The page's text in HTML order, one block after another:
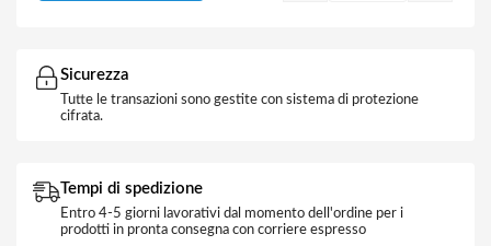
Sicurezza
Tutte le transazioni sono gestite con sistema di protezione
cifrata.
Tempi di spedizione
Entro 4-5 giorni lavorativi dal momento dell'ordine per i
prodotti in pronta consegna con corriere espresso